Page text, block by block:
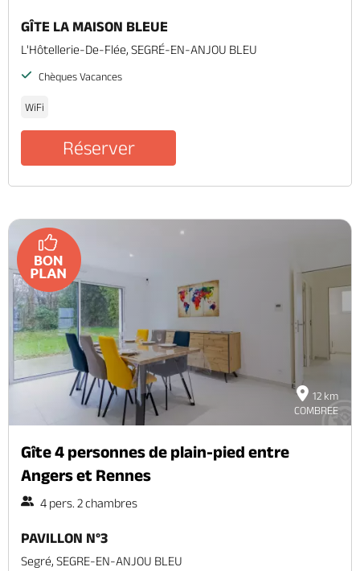
GÎTE LA MAISON BLEUE
L'Hôtellerie-De-Flée, SEGRÉ-EN-ANJOU BLEU
Chèques Vacances
WiFi
Réserver
12 km
COMBREE
Gîte 4 personnes de plain-pied entre
Angers et Rennes
4 pers. 2 chambres
PAVILLON N°3
Segré, SEGRE-EN-ANJOU BLEU